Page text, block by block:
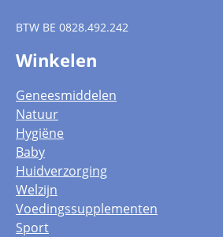
BTW BE 0828.492.242
Winkelen
Geneesmiddelen
Natuur
Hygiëne
Baby
Huidverzorging
Welzijn
Voedingssupplementen
Sport